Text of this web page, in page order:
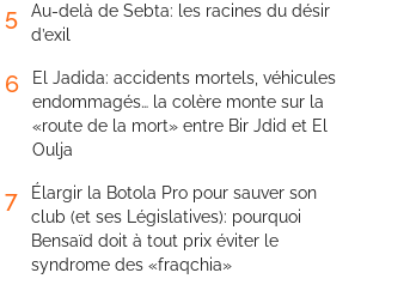
5
Au-delà de Sebta: les racines du désir
d’exil
6
El Jadida: accidents mortels, véhicules
endommagés… la colère monte sur la
«route de la mort» entre Bir Jdid et El
Oulja
7
Élargir la Botola Pro pour sauver son
club (et ses Législatives): pourquoi
Bensaïd doit à tout prix éviter le
syndrome des «fraqchia»